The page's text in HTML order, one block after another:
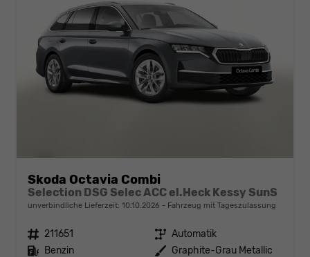
Skoda Octavia Combi
Selection DSG Selec ACC el.Heck Kessy SunS
unverbindliche Lieferzeit: 10.10.2026 Fahrzeug mit Tageszulassung
Fahrzeugnr. 211651 Getriebe Automatik
Kraftstoff Benzin Außenfarbe Graphite-Grau Metallic